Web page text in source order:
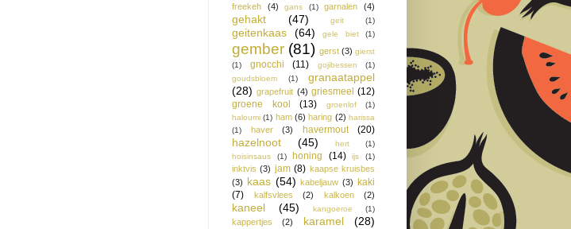
freekeh (4) gans (1) garnalen (4)
gehakt (47) geit (1)
geitenkaas (64) gele biet (1)
gember (81) gerst (3) gierst
(1)
gnocchi (11) gojibessen
(1)
goudsbloem
(1)
granaatappel
(28) grapefruit (4) griesmeel (12)
groene kool
(13) groenlof
(1)
haloumi (1) ham (6) haring (2) harissa
(1)
haver (3) havermout (20)
hazelnoot (45) hert
(1)
hoisinsaus
(1) honing (14) ijs (1)
inktvis (3) jam (8) kaapse kruisbes
(3) kaas (54) kabeljauw (3) kaki
(7)
kalfsvlees (2) kalkoen (2)
kaneel (45) kangoeroe (1)
kappertjes (2) karamel (28)